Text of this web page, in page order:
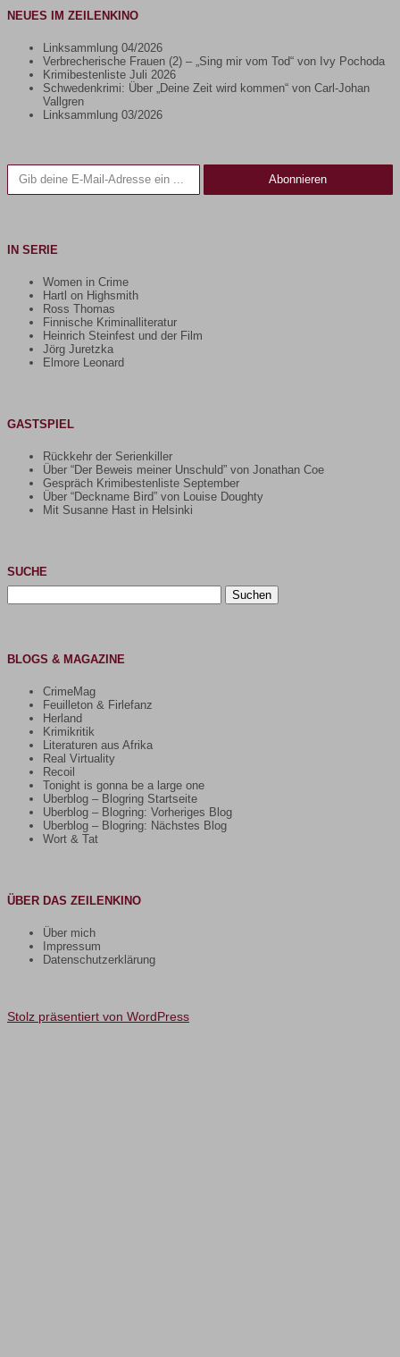
NEUES IM ZEILENKINO
Linksammlung 04/2026
Verbrecherische Frauen (2) – „Sing mir vom Tod“ von Ivy Pochoda
Krimibestenliste Juli 2026
Schwedenkrimi: Über „Deine Zeit wird kommen“ von Carl-Johan
Vallgren
Linksammlung 03/2026
Gib deine E-Mail-Adresse ein ...
Abonnieren
IN SERIE
Women in Crime
Hartl on Highsmith
Ross Thomas
Finnische Kriminalliteratur
Heinrich Steinfest und der Film
Jörg Juretzka
Elmore Leonard
GASTSPIEL
Rückkehr der Serienkiller
Über “Der Beweis meiner Unschuld” von Jonathan Coe
Gespräch Krimibestenliste September
Über “Deckname Bird” von Louise Doughty
Mit Susanne Hast in Helsinki
SUCHE
Suchen
nach:
BLOGS & MAGAZINE
CrimeMag
Feuilleton & Firlefanz
Herland
Krimikritik
Literaturen aus Afrika
Real Virtuality
Recoil
Tonight is gonna be a large one
Uberblog – Blogring Startseite
Uberblog – Blogring: Vorheriges Blog
Uberblog – Blogring: Nächstes Blog
Wort & Tat
ÜBER DAS ZEILENKINO
Über mich
Impressum
Datenschutzerklärung
Stolz präsentiert von WordPress